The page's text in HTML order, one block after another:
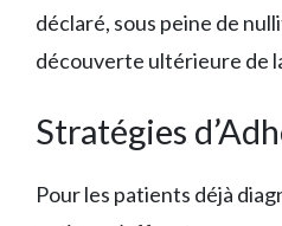
déclaré, sous peine de
découverte ultérieure de
Stratégies
Pour les patients déjà